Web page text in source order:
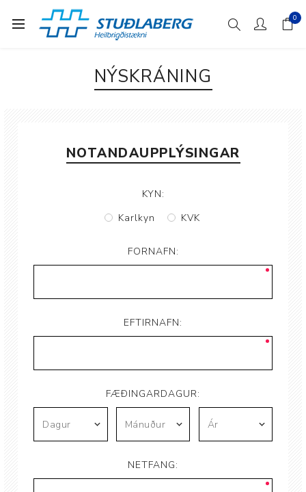
0
NÝSKRÁNING
NOTANDAUPPLÝSINGAR
KYN:
Karlkyn
KVK
FORNAFN:
EFTIRNAFN:
FÆÐINGARDAGUR:
NETFANG: